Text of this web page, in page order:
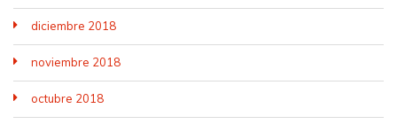
diciembre 2018
noviembre 2018
octubre 2018